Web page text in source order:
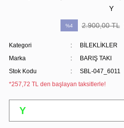
Y
%4 2.900,00 TL
Kategori
BİLEKLİKLER
Marka
BARIŞ TAKI
Stok Kodu
SBL-047_6011
*257,72 TL den başlayan taksitlerle!